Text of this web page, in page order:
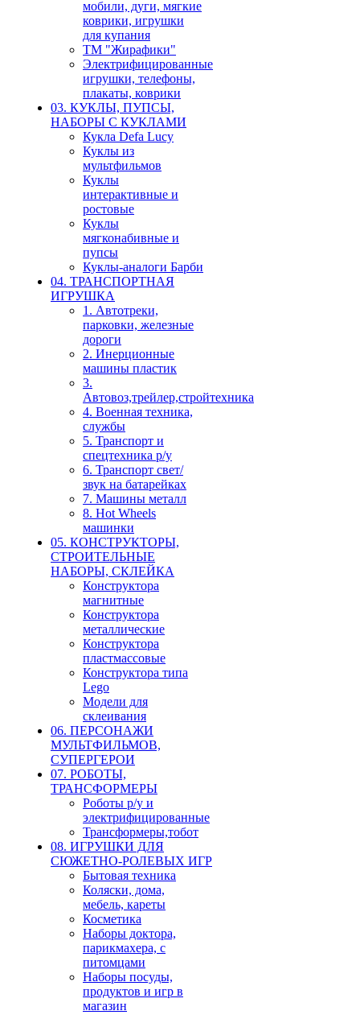
мобили, дуги, мягкие
коврики, игрушки
для купания
ТМ "Жирафики"
Электрифицированные
игрушки, телефоны,
плакаты, коврики
03. КУКЛЫ, ПУПСЫ,
НАБОРЫ С КУКЛАМИ
Кукла Defa Lucy
Куклы из
мультфильмов
Куклы
интерактивные и
ростовые
Куклы
мягконабивные и
пупсы
Куклы-аналоги Барби
04. ТРАНСПОРТНАЯ
ИГРУШКА
1. Автотреки,
парковки, железные
дороги
2. Инерционные
машины пластик
3.
Автовоз,трейлер,стройтехника
4. Военная техника,
службы
5. Транспорт и
спецтехника р/у
6. Транспорт свет/
звук на батарейках
7. Машины металл
8. Hot Wheels
машинки
05. КОНСТРУКТОРЫ,
СТРОИТЕЛЬНЫЕ
НАБОРЫ, СКЛЕЙКА
Конструктора
магнитные
Конструктора
металлические
Конструктора
пластмассовые
Конструктора типа
Lego
Модели для
склеивания
06. ПЕРСОНАЖИ
МУЛЬТФИЛЬМОВ,
СУПЕРГЕРОИ
07. РОБОТЫ,
ТРАНСФОРМЕРЫ
Роботы р/у и
электрифицированные
Трансформеры,тобот
08. ИГРУШКИ ДЛЯ
СЮЖЕТНО-РОЛЕВЫХ ИГР
Бытовая техника
Коляски, дома,
мебель, кареты
Косметика
Наборы доктора,
парикмахера, с
питомцами
Наборы посуды,
продуктов и игр в
магазин